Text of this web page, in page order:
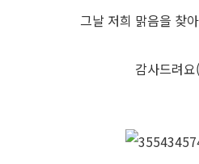
그날 저희 맑음을 찾
감사드려